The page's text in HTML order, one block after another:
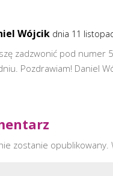
Wójcik dnia 11
zadzwonić pod numer
Pozdrawiam! Daniel
zostanie opublikowany.